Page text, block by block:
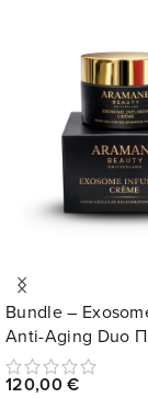
Bundle –
Anti-Aging Duo
120,00€